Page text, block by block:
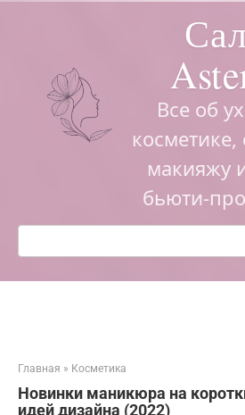
Все об
макияжу
бьюти-
Поиск:
Главная » Косметика
Новинки маникюра на
идей дизайна (2022)